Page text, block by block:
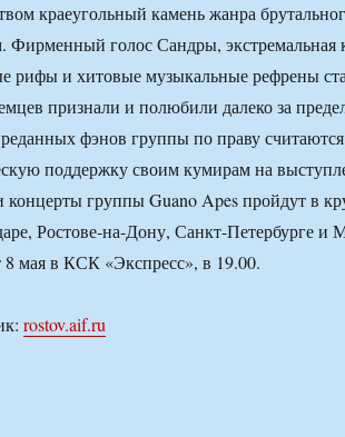
краеугольный камень жанра
Фирменный голос Сандры, экстремальная
рифы и хитовые музыкальные рефрены
признали и полюбили далеко за
фэнов группы по праву
поддержку своим кумирам на
концерты группы Guano Apes пройдут в
Ростове-на-Дону, Санкт-Петербурге и
8 мая в КСК «Экспресс», в 19.00.
rostov.aif.ru